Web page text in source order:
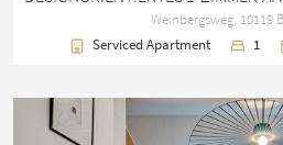
Weinbergsweg, 10119
Serviced Apartment
1